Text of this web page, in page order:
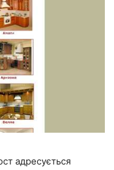
адресується